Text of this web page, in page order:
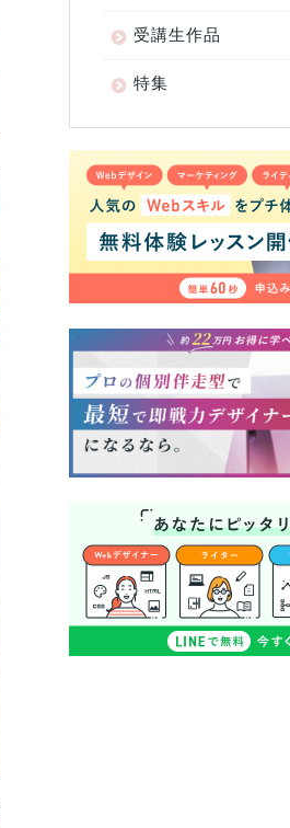
受講生作品
特集